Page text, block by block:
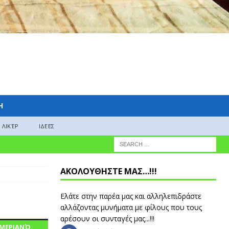
ΛΙΚΈΡ ΙΔΕΕΣ
ΑΚΟΛΟΥΘΗΣΤΕ ΜΑΣ…!!!
Ελάτε στην παρέα μας και αλληλεπιδράστε
αλλάζοντας μυνήματα με φίλους που τους
αρέσουν οι συνταγές μας...!!!